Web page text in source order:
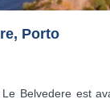
Porto
Le Belvedere est